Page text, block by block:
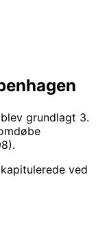
grundlagt 3.
ved